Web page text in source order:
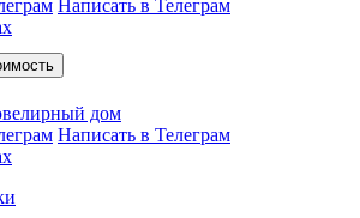
Написать в Телеграм
дом
Написать в Телеграм